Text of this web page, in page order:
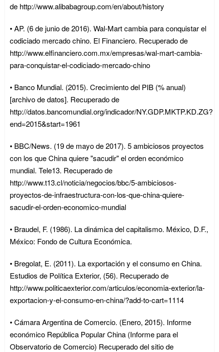
de http://www.alibabagroup.com/en/about/history
• AP. (6 de junio de 2016). Wal-Mart cambia para conquistar el
codiciado mercado chino. El Financiero. Recuperado de
http://www.elfinanciero.com.mx/empresas/wal-mart-cambia-
para-conquistar-el-codiciado-mercado-chino
• Banco Mundial. (2015). Crecimiento del PIB (% anual)
[archivo de datos]. Recuperado de
http://datos.bancomundial.org/indicador/NY.GDP.MKTP.KD.ZG?
end=2015&start=1961
• BBC/News. (19 de mayo de 2017). 5 ambiciosos proyectos
con los que China quiere "sacudir" el orden económico
mundial. Tele13. Recuperado de
http://www.t13.cl/noticia/negocios/bbc/5-ambiciosos-
proyectos-de-infraestructura-con-los-que-china-quiere-
sacudir-el-orden-economico-mundial
• Braudel, F. (1986). La dinámica del capitalismo. México, D.F.,
México: Fondo de Cultura Económica.
• Bregolat, E. (2011). La exportación y el consumo en China.
Estudios de Política Exterior, (56). Recuperado de
http://www.politicaexterior.com/articulos/economia-exterior/la-
exportacion-y-el-consumo-en-china/?add-to-cart=1114
• Cámara Argentina de Comercio. (Enero, 2015). Informe
económico República Popular China (Informe para el
Observatorio de Comercio) Recuperado del sitio de